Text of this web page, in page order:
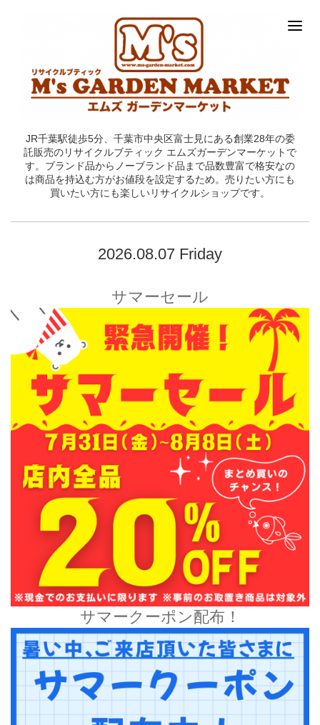
JR千葉駅徒歩5分、千葉市中央区富士見にある創業28年の委
託販売のリサイクルブティック エムズガーデンマーケットで
す。ブランド品からノーブランド品まで品数豊富で格安なの
は商品を持込む方がお値段を設定するため。売りたい方にも
買いたい方にも楽しいリサイクルショップです。
2026.08.07 Friday
サマーセール
サマークーポン配布！